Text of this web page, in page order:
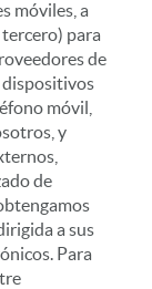
móviles, a
para
de
móvil,
y
de
a sus
Para